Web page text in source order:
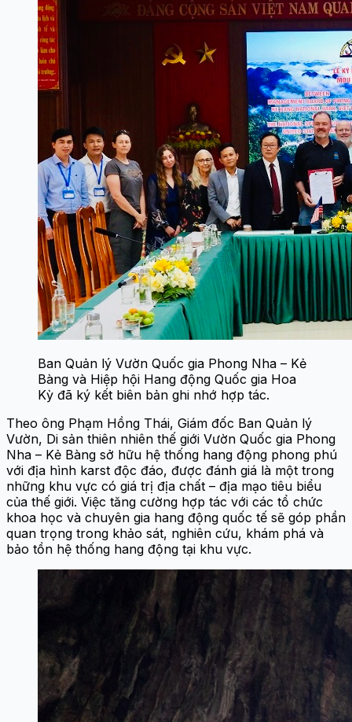
Ban Quản lý Vườn Quốc gia Phong Nha – Kẻ
Bàng và Hiệp hội Hang động Quốc gia Hoa
Kỳ đã ký kết biên bản ghi nhớ hợp tác.
Theo ông Phạm Hồng Thái, Giám đốc Ban Quản lý
Vườn, Di sản thiên nhiên thế giới Vườn Quốc gia Phong
Nha – Kẻ Bàng sở hữu hệ thống hang động phong phú
với địa hình karst độc đáo, được đánh giá là một trong
những khu vực có giá trị địa chất – địa mạo tiêu biểu
của thế giới. Việc tăng cường hợp tác với các tổ chức
khoa học và chuyên gia hang động quốc tế sẽ góp phần
quan trọng trong khảo sát, nghiên cứu, khám phá và
bảo tồn hệ thống hang động tại khu vực.